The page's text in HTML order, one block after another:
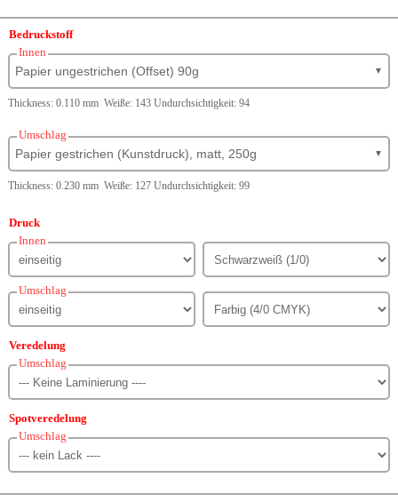
Bedruckstoff
Innen
Papier ungestrichen (Offset) 90g ▼
Thickness: 0.110 mm Weiße: 143 Undurchsichtigkeit: 94
Umschlag
Papier gestrichen (Kunstdruck), matt, 250g ▼
Thickness: 0.230 mm Weiße: 127 Undurchsichtigkeit: 99
Druck
Innen
Umschlag
Veredelung
Umschlag
Spotveredelung
Umschlag